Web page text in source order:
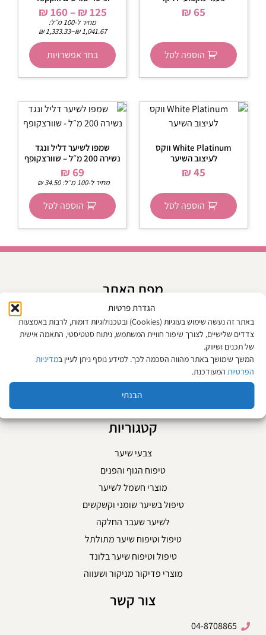
הגדרת פרטיות
באתר זה נעשה שימוש בעוגיות (Cookies) ובטכנולוגיות דומות, לרבות באמצעות
צדדים שלישיים, לצורך שיפור חוויית המשתמש, ניתוח סטטיסטי, התאמה אישית
של תכנים ושיווק.
המשך שימושך באתר מהווה הסכמה לכך. למידע נוסף ניתן לעיין במדיניות
הפרטיותהמעודכנת.
הבנתי
₪65
הוספה לסל
₪125
–
₪160
מחיר ל-100 מ״ל:
₪1,041.67
–
₪1,333.33
בחר אפשרויות
White Platinum ווקס
לעיצוב השיער
₪45
הוספה לסל
שמפו לשיער דליל ונגד
נשירה 200 מ״ל – שוורצקופף
₪69
מחיר ל-100 מ״ל: ₪34.50
הוספה לסל
מפת האתר
אודות
צור קשר
תקנון האתר
החזרות וביטול עסקה
מדיניות פרטיות
קטגוריות
צבעי שיער
טיפוח הגוף והפנים
מוצרי חשמל לשיער
טיפול בשיער שומני וקשקשים
לשיער שעבר החלקה
טיפול וטיפוח שיער מתולתל
טיפול וטיפוח שיער בלונד
מוצרי פדיקור מניקור ושעווה
צור קשר
04-8708865